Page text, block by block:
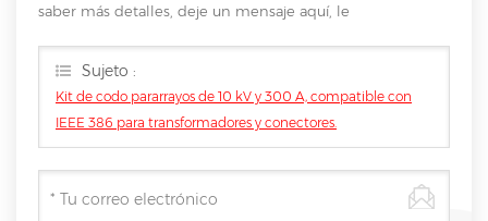
saber más detalles, deje un mensaje aquí, le
Sujeto :
Kit de codo pararrayos de 10 kV y 300 A, compatible con
IEEE 386 para transformadores y conectores.